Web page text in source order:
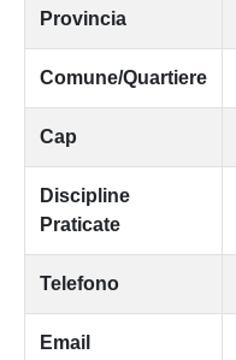
Provincia
Comune/Quartiere
Cap
Discipline
Praticate
Telefono
Email